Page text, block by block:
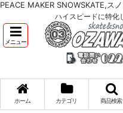
PEACE MAKER SNOWSKATE,ス
ハイスピードに特化
メニュー
ホーム カテゴリ 商品検索